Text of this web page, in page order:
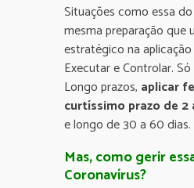
Situações como essa
mesma preparação que
estratégico na
Executar e Controlar.
Longo prazos, aplicar
curtíssimo prazo de 2
e longo de 30 a 60 dias.
Mas, como gerir
Coronavírus?